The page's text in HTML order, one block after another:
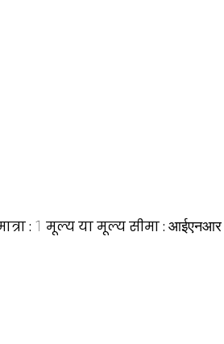
: 1 मूल्य या मूल्य सीमा : आईएनआर